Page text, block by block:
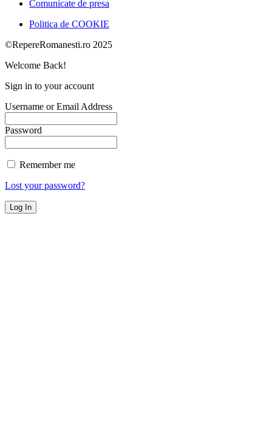
Comunicate de presa
Politica de COOKIE
©RepereRomanesti.ro 2025
Welcome Back!
Sign in to your account
Username or Email Address
Password
Remember me
Lost your password?